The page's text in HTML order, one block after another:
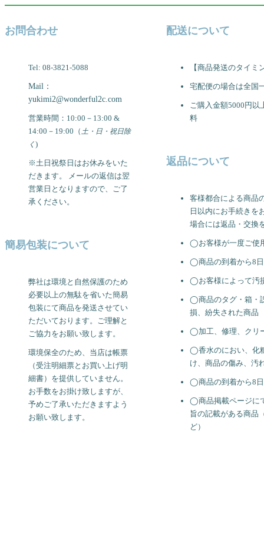
お問合わせ
Tel: 08-3821-5088
Mail：
yukimi2@wonderful2c.com
営業時間：10:00－13:00 &
14:00－19:00 （土・日・祝日除
く)
※土日祝祭日はお休みをいた
だきます。 メールの返信は翌
営業日となりますので、ご了
承ください。
簡易包装について
弊社は環境と自然保護のため
必要以上の無駄を省いた簡易
包装にて商品を発送させてい
ただいております。ご理解と
ご協力をお願い致します。
環境保全のため、当店は帳票
（受注明細票とお買い上げ明
細書）を提供していません。
お手数をお掛け致しますが、
予めご了承いただきますよう
お願い致します。
配送について
【商品発送のタイミ
宅配便の場合は全国
ご購入金額5000円以
料
返品について
客様都合による商品
日以内にお手続きを
場合には返品・交換
◯お客様が一度ご使
◯商品の到着から8
◯お客様によって汚
◯商品のタグ・箱・
損、紛失された商品
◯加工、修理、クリ
◯香水のにおい、化
け、商品の傷み、汚
◯商品の到着から8
◯商品掲載ページに
旨の記載がある商品
ど）